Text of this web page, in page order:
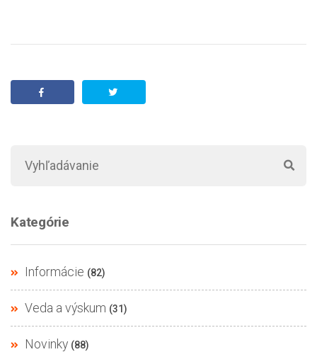
Kategórie
Informácie (82)
Veda a výskum (31)
Novinky (88)